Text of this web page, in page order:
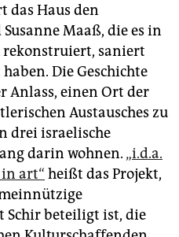
das Haus den
Maaß, die es in
rekonstruiert, saniert
Die Geschichte
Anlass, einen Ort der
Austausches zu
drei israelische
darin wohnen. „i.d.a.
art“ heißt das Projekt,
Schir beteiligt ist, die